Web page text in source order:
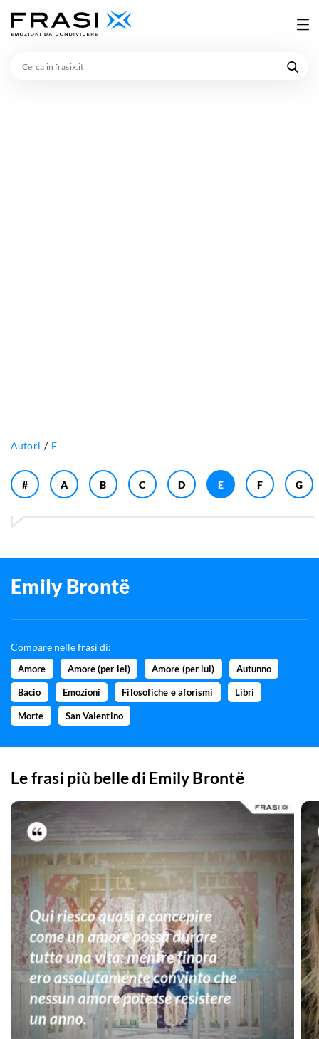
Autori E
# A B C D E F G
Emily Brontë
Compare nelle frasi di:
Amore Amore (per lei) Amore (per lui) Autunno
Bacio Emozioni Filosofiche e aforismi Libri
Morte San Valentino
Le frasi più belle di Emily Brontë